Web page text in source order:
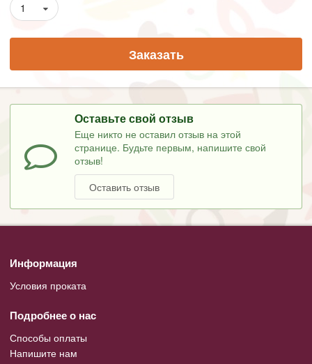
1
Заказать
Оставьте свой отзыв
Еще никто не оставил отзыв на этой
странице. Будьте первым, напишите свой
отзыв!
Оставить отзыв
Информация
Условия проката
Подробнее о нас
Способы оплаты
Напишите нам